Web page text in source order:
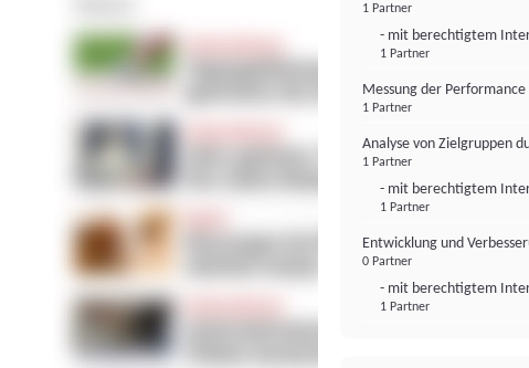
1 Partner
- mit berechtigtem
1 Partner
Messung der
1 Partner
Analyse von Zielgruppen
1 Partner
- mit berechtigtem
1 Partner
Entwicklung und
0 Partner
- mit berechtigtem
1 Partner